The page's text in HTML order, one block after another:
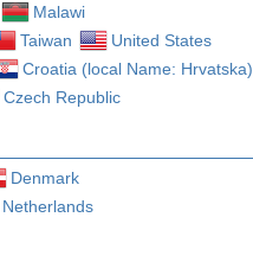
Malawi
Taiwan
United States
Croatia (local Name: Hrvatska)
Czech Republic
Denmark
Netherlands